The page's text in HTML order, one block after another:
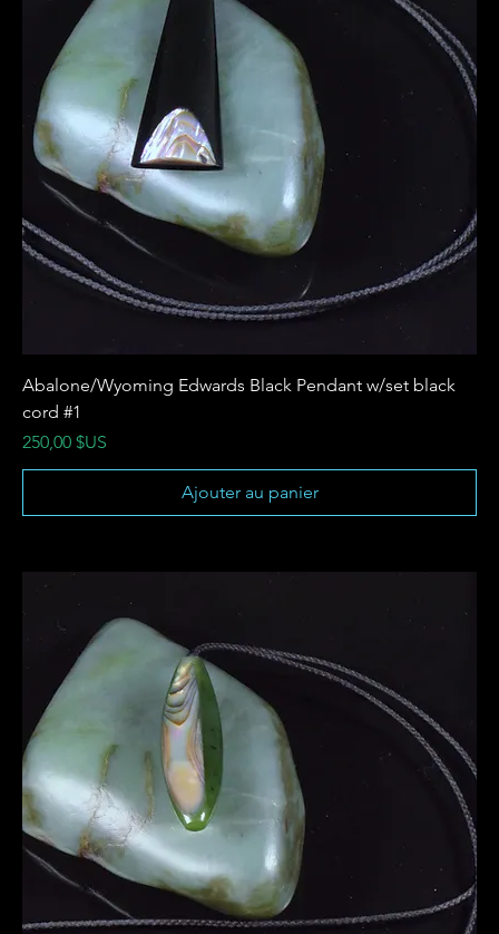
Abalone/Wyoming Edwards Black Pendant w/set black
cord #1
Prix
250,00 $US
Ajouter au panier